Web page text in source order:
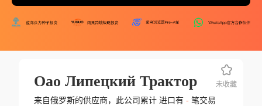
Оао Липецкий Трактор
来自俄罗斯的供应商，此公司累计 进口有 -笔交易
未收藏